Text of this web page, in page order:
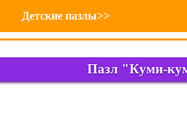
Детские пазлы>>
Пазл "Куми-